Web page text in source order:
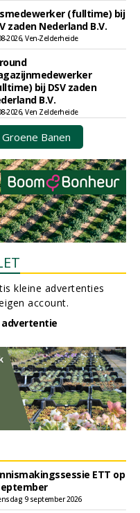
(fulltime) bij
zaden Nederland B.V.
2026, Ven-Zelderheide
bij DSV zaden
B.V.
2026, Ven Zelderheide
Banen
kleine advertenties
account.
ETT op
9 september 2026